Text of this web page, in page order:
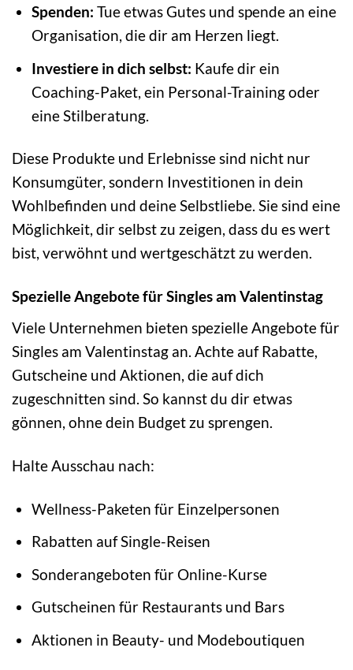
Spenden: Tue etwas Gutes und spende an eine
Organisation, die dir am Herzen liegt.
Investiere in dich selbst: Kaufe dir ein
Coaching-Paket, ein Personal-Training oder
eine Stilberatung.
Diese Produkte und Erlebnisse sind nicht nur
Konsumgüter, sondern Investitionen in dein
Wohlbefinden und deine Selbstliebe. Sie sind eine
Möglichkeit, dir selbst zu zeigen, dass du es wert
bist, verwöhnt und wertgeschätzt zu werden.
Spezielle Angebote für Singles am Valentinstag
Viele Unternehmen bieten spezielle Angebote für
Singles am Valentinstag an. Achte auf Rabatte,
Gutscheine und Aktionen, die auf dich
zugeschnitten sind. So kannst du dir etwas
gönnen, ohne dein Budget zu sprengen.
Halte Ausschau nach:
Wellness-Paketen für Einzelpersonen
Rabatten auf Single-Reisen
Sonderangeboten für Online-Kurse
Gutscheinen für Restaurants und Bars
Aktionen in Beauty- und Modeboutiquen